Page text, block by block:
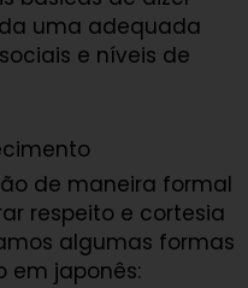
uma adequada
e níveis de
de maneira formal
respeito e cortesia
algumas formas
em japonês: